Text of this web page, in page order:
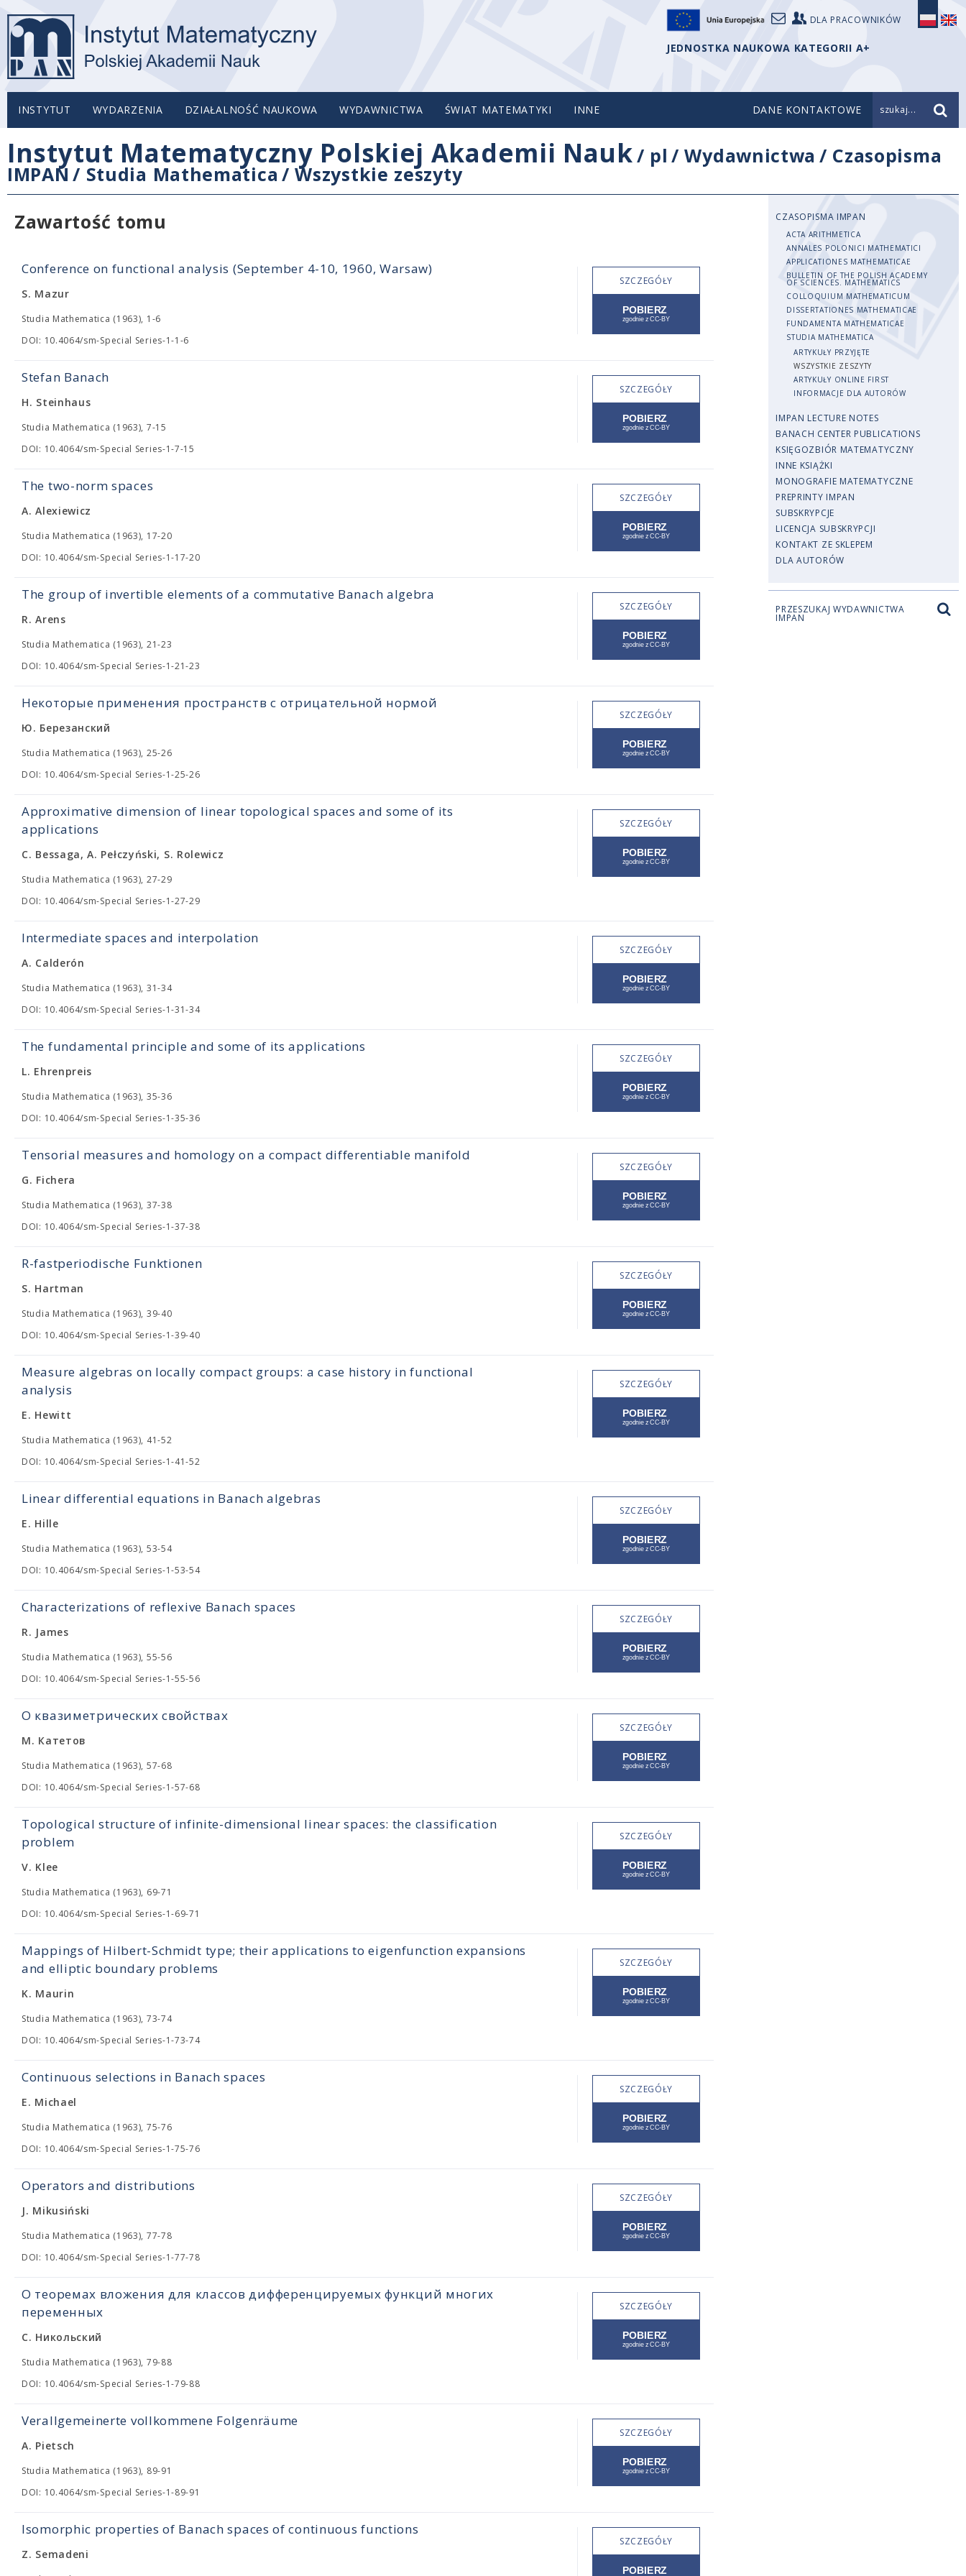
DLA PRACOWNIKÓW
JEDNOSTKA NAUKOWA KATEGORII A+
INSTYTUT WYDARZENIA DZIAŁALNOŚĆ NAUKOWA WYDAWNICTWA ŚWIAT MATEMATYKI INNE DANE KONTAKTOWE szukaj...
Instytut Matematyczny Polskiej Akademii Nauk/ pl /Wydawnictwa / Czasopisma
IMPAN / Studia Mathematica /Wszystkie zeszyty
Zawartość tomu
Conference on functional analysis (September 4-10, 1960, Warsaw)
S. Mazur
Studia Mathematica (1963), 1-6
DOI: 10.4064/sm-Special Series-1-1-6
SZCZEGÓŁY
Stefan Banach
H. Steinhaus
Studia Mathematica (1963), 7-15
DOI: 10.4064/sm-Special Series-1-7-15
SZCZEGÓŁY
The two-norm spaces
A. Alexiewicz
Studia Mathematica (1963), 17-20
DOI: 10.4064/sm-Special Series-1-17-20
SZCZEGÓŁY
The group of invertible elements of a commutative Banach algebra
R. Arens
Studia Mathematica (1963), 21-23
DOI: 10.4064/sm-Special Series-1-21-23
SZCZEGÓŁY
Некоторые применения пространств с отрицательной нормой
Ю. Березанский
Studia Mathematica (1963), 25-26
DOI: 10.4064/sm-Special Series-1-25-26
SZCZEGÓŁY
Approximative dimension of linear topological spaces and some of its
applications
C. Bessaga, A. Pełczyński, S. Rolewicz
Studia Mathematica (1963), 27-29
DOI: 10.4064/sm-Special Series-1-27-29
SZCZEGÓŁY
Intermediate spaces and interpolation
A. Calderón
Studia Mathematica (1963), 31-34
DOI: 10.4064/sm-Special Series-1-31-34
SZCZEGÓŁY
The fundamental principle and some of its applications
L. Ehrenpreis
Studia Mathematica (1963), 35-36
DOI: 10.4064/sm-Special Series-1-35-36
SZCZEGÓŁY
Tensorial measures and homology on a compact differentiable manifold
G. Fichera
Studia Mathematica (1963), 37-38
DOI: 10.4064/sm-Special Series-1-37-38
SZCZEGÓŁY
R-fastperiodische Funktionen
S. Hartman
Studia Mathematica (1963), 39-40
DOI: 10.4064/sm-Special Series-1-39-40
SZCZEGÓŁY
Measure algebras on locally compact groups: a case history in functional
analysis
E. Hewitt
Studia Mathematica (1963), 41-52
DOI: 10.4064/sm-Special Series-1-41-52
SZCZEGÓŁY
Linear differential equations in Banach algebras
E. Hille
Studia Mathematica (1963), 53-54
DOI: 10.4064/sm-Special Series-1-53-54
SZCZEGÓŁY
Characterizations of reflexive Banach spaces
R. James
Studia Mathematica (1963), 55-56
DOI: 10.4064/sm-Special Series-1-55-56
SZCZEGÓŁY
О квазиметрических свойствах
М. Катетов
Studia Mathematica (1963), 57-68
DOI: 10.4064/sm-Special Series-1-57-68
SZCZEGÓŁY
Topological structure of infinite-dimensional linear spaces: the classification
problem
V. Klee
Studia Mathematica (1963), 69-71
DOI: 10.4064/sm-Special Series-1-69-71
SZCZEGÓŁY
Mappings of Hilbert-Schmidt type; their applications to eigenfunction expansions
and elliptic boundary problems
K. Maurin
Studia Mathematica (1963), 73-74
DOI: 10.4064/sm-Special Series-1-73-74
SZCZEGÓŁY
Continuous selections in Banach spaces
E. Michael
Studia Mathematica (1963), 75-76
DOI: 10.4064/sm-Special Series-1-75-76
SZCZEGÓŁY
Operators and distributions
J. Mikusiński
Studia Mathematica (1963), 77-78
DOI: 10.4064/sm-Special Series-1-77-78
SZCZEGÓŁY
О теоремах вложения для классов дифференцируемых функций многих
переменных
С. Никольский
Studia Mathematica (1963), 79-88
DOI: 10.4064/sm-Special Series-1-79-88
SZCZEGÓŁY
Verallgemeinerte vollkommene Folgenräume
A. Pietsch
Studia Mathematica (1963), 89-91
DOI: 10.4064/sm-Special Series-1-89-91
SZCZEGÓŁY
Isomorphic properties of Banach spaces of continuous functions
Z. Semadeni
SZCZEGÓŁY
CZASOPISMA IMPAN
ACTA ARITHMETICA
ANNALES POLONICI MATHEMATICI
APPLICATIONES MATHEMATICAE
BULLETIN OF THE POLISH ACADEMY
OF SCIENCES. MATHEMATICS
COLLOQUIUM MATHEMATICUM
DISSERTATIONES MATHEMATICAE
FUNDAMENTA MATHEMATICAE
STUDIA MATHEMATICA
ARTYKUŁY PRZYJĘTE
WSZYSTKIE ZESZYTY
ARTYKUŁY ONLINE FIRST
INFORMACJE DLA AUTORÓW
IMPAN LECTURE NOTES
BANACH CENTER PUBLICATIONS
KSIĘGOZBIÓR MATEMATYCZNY
INNE KSIĄŻKI
MONOGRAFIE MATEMATYCZNE
PREPRINTY IMPAN
SUBSKRYPCJE
LICENCJA SUBSKRYPCJI
KONTAKT ZE SKLEPEM
DLA AUTORÓW
PRZESZUKAJ WYDAWNICTWA
IMPAN